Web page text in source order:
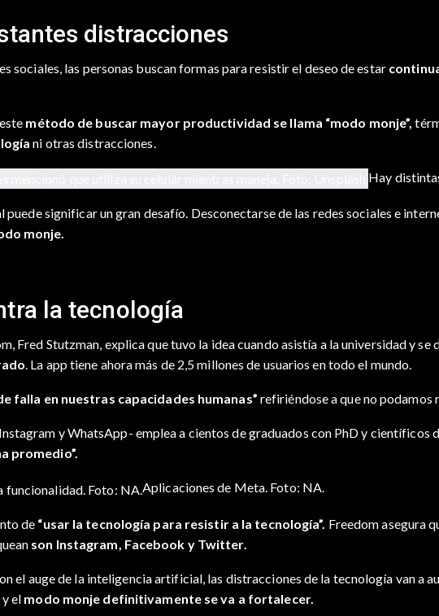
distracciones
sociales, las personas buscan formas para resistir el deseo de estar
método de buscar mayor productividad se llama “modo monje”,
ni otras distracciones.
Hay
significar un gran desafío. Desconectarse de las redes sociales e
monje.
la tecnología
Fred Stutzman, explica que tuvo la idea cuando asistía a la universidad y se
. La app tiene ahora más de 2,5 millones de usuarios en todo el mundo.
falla en nuestras capacidades humanas” refiriéndose a que no podamos
y WhatsApp- emplea a cientos de graduados con PhD y científicos
promedio”.
Aplicaciones de Meta. Foto: NA.
de “usar la tecnología para resistir a la tecnología”. Freedom asegura
son Instagram, Facebook y Twitter.
el auge de la inteligencia artificial, las distracciones de la tecnología van a
el modo monje definitivamente se va a fortalecer.